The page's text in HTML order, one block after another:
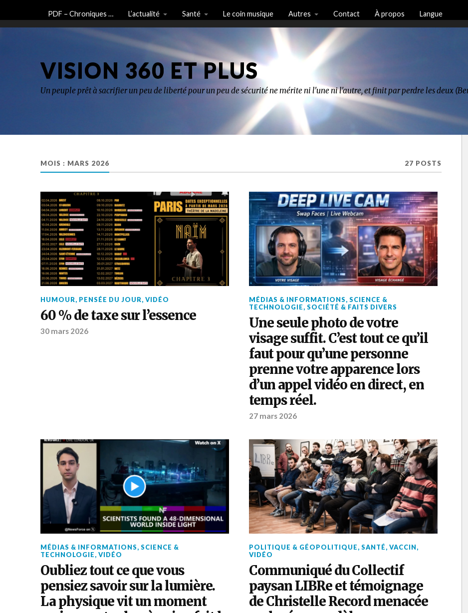
PDF – Chroniques … L’actualité Santé Le coin musique Autres Contact À propos Langue
VISION 360 ET PLUS
Un peuple prêt à sacrifier un peu de liberté pour un peu de sécurité ne mérite ni l'une ni l'autre, et finit par perdre les deux
MOIS : MARS 2026 27 POSTS
HUMOUR, PENSÉE DU JOUR, VIDÉO
60 % de taxe sur l’essence
30 mars 2026
MÉDIAS & INFORMATIONS, SCIENCE &
TECHNOLOGIE, SOCIÉTÉ & FAITS DIVERS
Une seule photo de votre
visage suffit. C’est tout ce qu’il
faut pour qu’une personne
prenne votre apparence lors
d’un appel vidéo en direct, en
temps réel.
27 mars 2026
MÉDIAS & INFORMATIONS, SCIENCE &
TECHNOLOGIE, VIDÉO
Oubliez tout ce que vous
pensiez savoir sur la lumière.
La physique vit un moment
POLITIQUE & GÉOPOLITIQUE, SANTÉ, VACCIN,
VIDÉO
Communiqué du Collectif
paysan LIBRe et témoignage
de Christelle Record menacée